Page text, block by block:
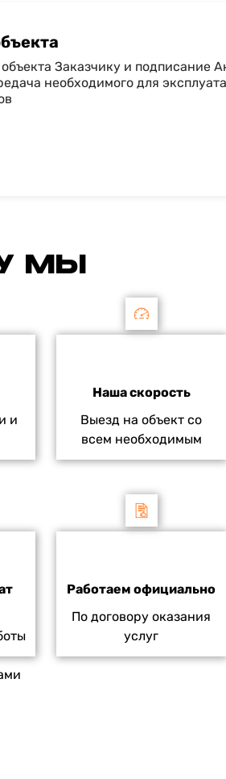
Заказчику и подписание
необходимого для
МЫ
и
Наша скорость
Выезд на объект со
всем необходимым
Работаем официально
По договору оказания
услуг